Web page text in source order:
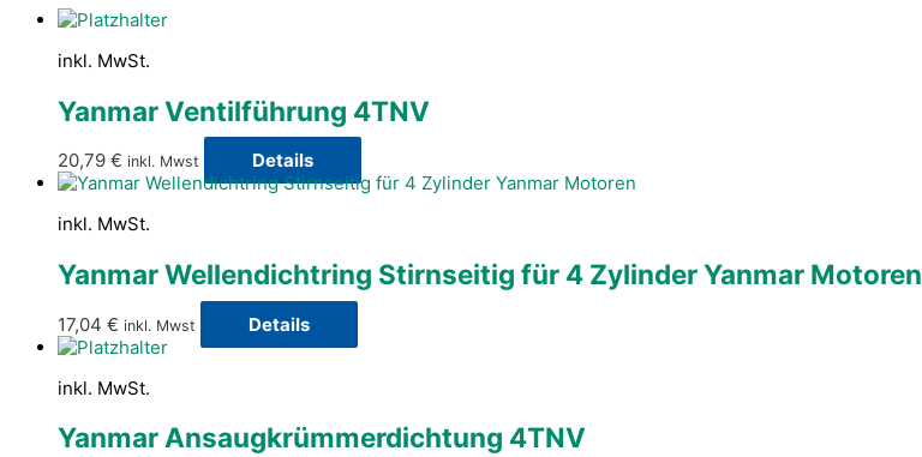
inkl. MwSt.
Yanmar Ventilführung 4TNV
20,79 € inkl. Mwst Details
inkl. MwSt.
Yanmar Wellendichtring Stirnseitig für 4 Zylinder Yanmar Motoren
17,04 € inkl. Mwst Details
inkl. MwSt.
Yanmar Ansaugkrümmerdichtung 4TNV